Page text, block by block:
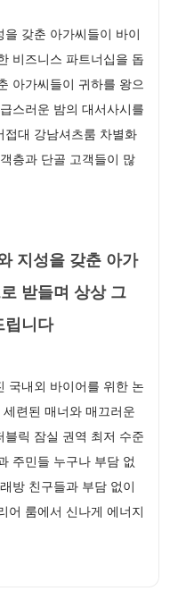
갖춘 아가씨들이 바이
비즈니스 파트너십을 돕
아가씨들이 귀하를 왕으
스러운 밤의 대서사시를
대 강남셔츠룸 차별화
층과 단골 고객들이 많
지성을 갖춘 아가
받들며 상상 그
립니다
국내외 바이어를 위한 논
련된 매너와 매끄러운
릭 잠실 권역 최저 수준
주민들 누구나 부담 없
방 친구들과 부담 없이
어 룸에서 신나게 에너지